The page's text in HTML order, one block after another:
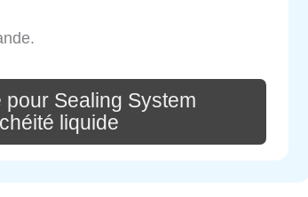
Sealing System
liquide